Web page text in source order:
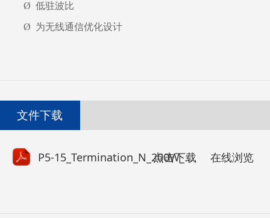
Ø 低驻波比
Ø 为无线通信优化设计
文件下载
P5-15_Termination_N_200W_4GHz_Edition B.pdf
点击下载 在线浏览